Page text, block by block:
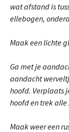
wat afstand is
ellebogen,
Maak een lichte
Ga met je
aandacht
hoofd. Verplaats
hoofd en trek
Maak weer een